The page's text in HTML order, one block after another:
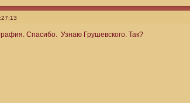
Спасибо. Узнаю Грушевского. Так?